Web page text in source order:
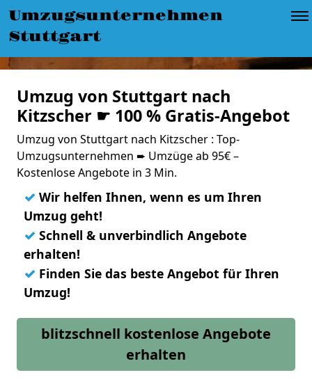
Umzugsunternehmen
Stuttgart
Umzug von Stuttgart nach
Kitzscher ☛ 100 % Gratis-Angebot
Umzug von Stuttgart nach Kitzscher : Top-
Umzugsunternehmen ➨ Umzüge ab 95€ –
Kostenlose Angebote in 3 Min.
✓ Wir helfen Ihnen, wenn es um Ihren
Umzug geht!
✓ Schnell & unverbindlich Angebote
erhalten!
✓ Finden Sie das beste Angebot für Ihren
Umzug!
blitzschnell kostenlose Angebote
erhalten